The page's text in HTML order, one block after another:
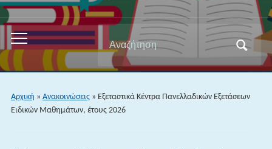
Εναλλαγή
του
μενού
για
κινητά
Αναζήτηση
για:
Αρχική » Ανακοινώσεις» Εξεταστικά Κέντρα Πανελλαδικών Εξετάσεων
Ειδικών Μαθημάτων, έτους 2026